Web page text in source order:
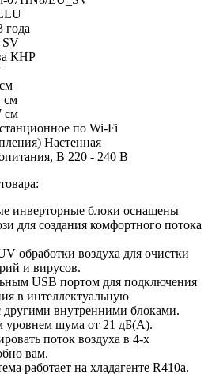
года
КНР
см
см
по Wi-Fi
Настенная
В 220 - 240 В
инверторные блоки оснащены
для создания комфортного потока
обработки воздуха для очистки
и вирусов.
USB портом для подключения
в интеллектуальную
другими внутренними блоками.
уровнем шума от 21 дБ(А).
поток воздуха в 4-х
вам.
работает на хладагенте R410a.